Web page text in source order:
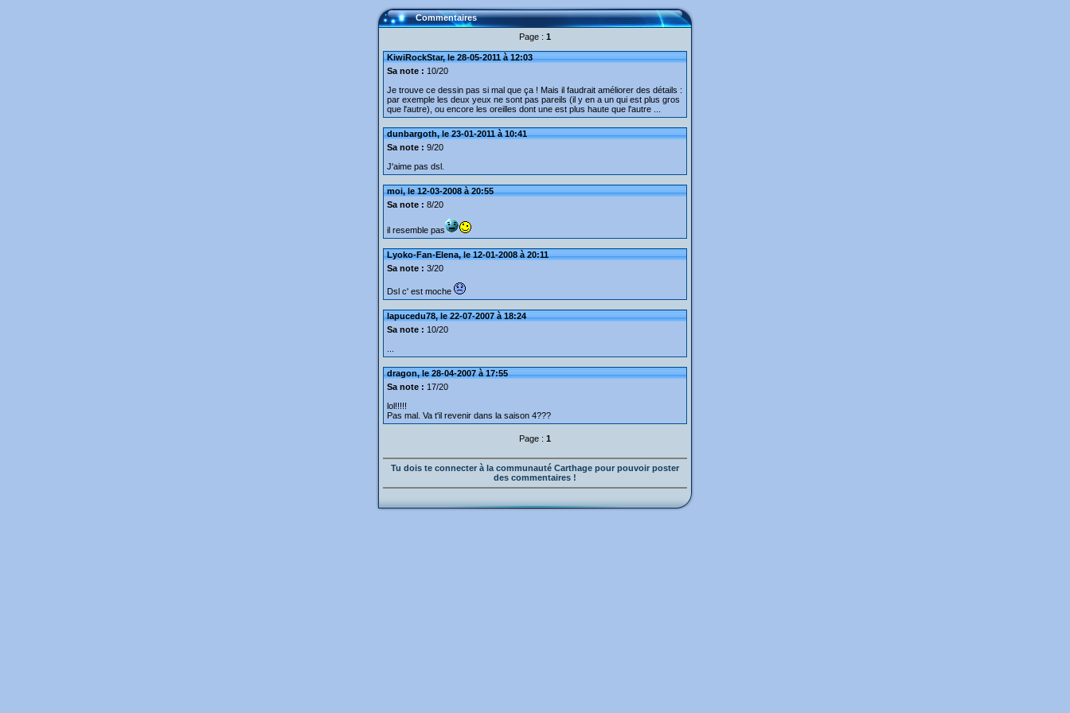
Commentaires
Page : 1
KiwiRockStar, le 28-05-2011 à 12:03
Sa note : 10/20
Je trouve ce dessin pas si mal que ça ! Mais il faudrait améliorer des détails :
par exemple les deux yeux ne sont pas pareils (il y en a un qui est plus gros
que l'autre), ou encore les oreilles dont une est plus haute que l'autre ...
dunbargoth, le 23-01-2011 à 10:41
Sa note : 9/20
J'aime pas dsl.
moi, le 12-03-2008 à 20:55
Sa note : 8/20
il resemble pas
Lyoko-Fan-Elena, le 12-01-2008 à 20:11
Sa note : 3/20
Dsl c' est moche
lapucedu78, le 22-07-2007 à 18:24
Sa note : 10/20
dragon, le 28-04-2007 à 17:55
Sa note : 17/20
lol!!!!!
Pas mal. Va t'il revenir dans la saison 4???
Page : 1
Tu dois te connecter à la communauté Carthage pour pouvoir poster
des commentaires !